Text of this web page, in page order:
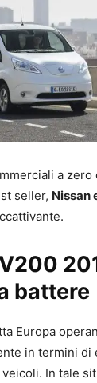
a zero
seller, Nissan
battere
Europa
in termini di
In tale